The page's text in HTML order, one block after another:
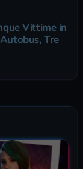
Vittime in
Tre